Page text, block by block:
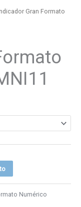
Gran Formato
Numérico